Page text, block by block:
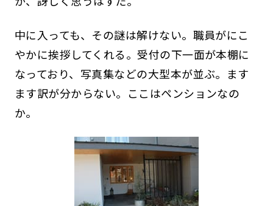
中に入っても、その謎は解けない。職員がにこ
やかに挨拶してくれる。受付の下一面が本棚に
なっており、写真集などの大型本が並ぶ。ます
ます訳が分からない。ここはペンションなの
か。